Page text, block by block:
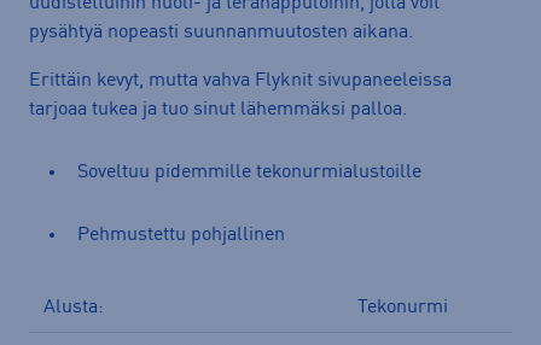
pysähtyä nopeasti suunnanmuutosten aikana.
Erittäin kevyt, mutta vahva Flyknit sivupaneeleissa
tarjoaa tukea ja tuo sinut lähemmäksi palloa.
Soveltuu pidemmille tekonurmialustoille
Pehmustettu pohjallinen
Alusta: Tekonurmi